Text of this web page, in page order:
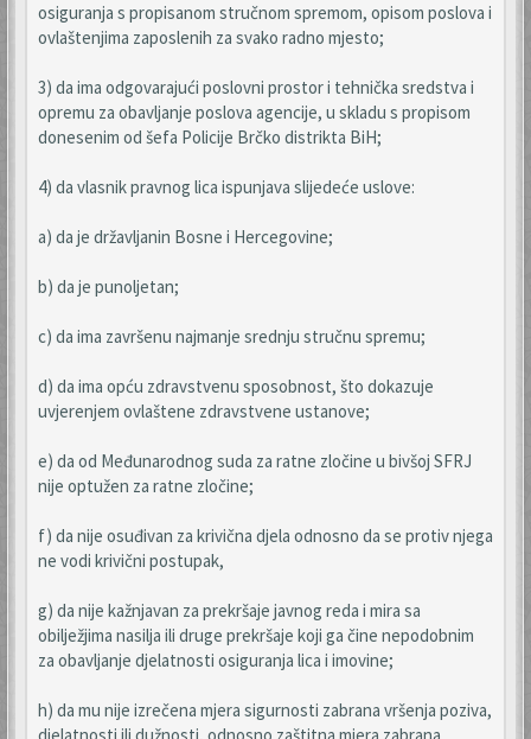
osiguranja s propisanom stručnom spremom, opisom poslova i
ovlaštenjima zaposlenih za svako radno mjesto;
3) da ima odgovarajući poslovni prostor i tehnička sredstva i
opremu za obavljanje poslova agencije, u skladu s propisom
donesenim od šefa Policije Brčko distrikta BiH;
4) da vlasnik pravnog lica ispunjava slijedeće uslove:
a) da je državljanin Bosne i Hercegovine;
b) da je punoljetan;
c) da ima završenu najmanje srednju stručnu spremu;
d) da ima opću zdravstvenu sposobnost, što dokazuje
uvjerenjem ovlaštene zdravstvene ustanove;
e) da od Međunarodnog suda za ratne zločine u bivšoj SFRJ
nije optužen za ratne zločine;
f) da nije osuđivan za krivična djela odnosno da se protiv njega
ne vodi krivični postupak,
g) da nije kažnjavan za prekršaje javnog reda i mira sa
obilježjima nasilja ili druge prekršaje koji ga čine nepodobnim
za obavljanje djelatnosti osiguranja lica i imovine;
h) da mu nije izrečena mjera sigurnosti zabrana vršenja poziva,